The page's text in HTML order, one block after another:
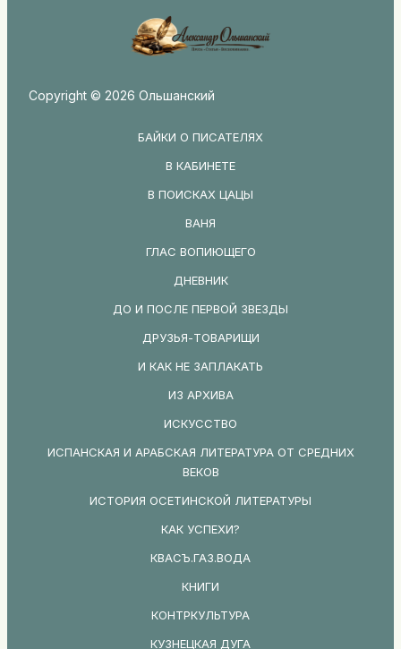
Copyright © 2026 Ольшанский
БАЙКИ О ПИСАТЕЛЯХ
В КАБИНЕТЕ
В ПОИСКАХ ЦАЦЫ
ВАНЯ
ГЛАС ВОПИЮЩЕГО
ДНЕВНИК
ДО И ПОСЛЕ ПЕРВОЙ ЗВЕЗДЫ
ДРУЗЬЯ-ТОВАРИЩИ
И КАК НЕ ЗАПЛАКАТЬ
ИЗ АРХИВА
ИСКУССТВО
ИСПАНСКАЯ И АРАБСКАЯ ЛИТЕРАТУРА ОТ СРЕДНИХ
ВЕКОВ
ИСТОРИЯ ОСЕТИНСКОЙ ЛИТЕРАТУРЫ
КАК УСПЕХИ?
КВАСЪ.ГАЗ.ВОДА
КНИГИ
КОНТРКУЛЬТУРА
КУЗНЕЦКАЯ ДУГА